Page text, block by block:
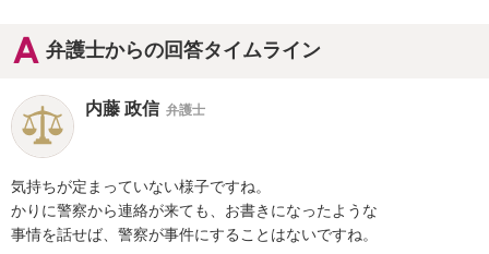
弁護士からの回答タイムライン
内藤 政信 弁護士
気持ちが定まっていない様子ですね。
かりに警察から連絡が来ても、お書きになったような
事情を話せば、警察が事件にすることはないですね。